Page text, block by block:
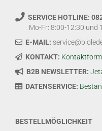
SERVICE HOTLINE:
Mo-Fr: 8:00-12:30 und
E-MAIL:
KONTAKT:
B2B NEWSLETTER:
DATENSERVICE:
BESTELLMÖGLICHKEIT